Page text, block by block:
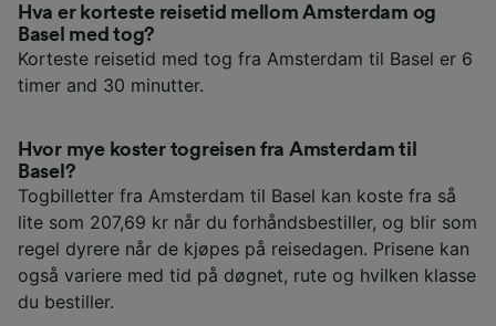
Hva er korteste reisetid mellom Amsterdam og
Basel med tog?
Korteste reisetid med tog fra Amsterdam til Basel er 6
timer and 30 minutter.
Hvor mye koster togreisen fra Amsterdam til
Basel?
Togbilletter fra Amsterdam til Basel kan koste fra så
lite som 207,69 kr når du forhåndsbestiller, og blir som
regel dyrere når de kjøpes på reisedagen. Prisene kan
også variere med tid på døgnet, rute og hvilken klasse
du bestiller.